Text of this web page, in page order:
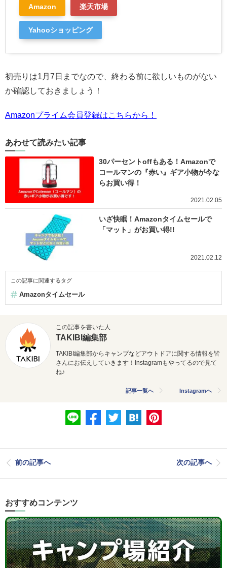
Amazon 楽天市場
Yahooショッピング
初売りは1月7日までなので、終わる前に欲しいものがない
か確認しておきましょう！
Amazonプライム会員登録はこちらから！
あわせて読みたい記事
30パーセントoffもある！Amazonで
コールマンの『赤い』ギア小物が今な
らお買い得！
2021.02.05
いざ快眠！Amazonタイムセールで
「マット」がお買い得!!
2021.02.12
この記事に関連するタグ
Amazonタイムセール
この記事を書いた人
TAKIBI編集部
TAKIBI編集部からキャンプなどアウトドアに関する情報を皆
さんにお伝えしていきます！Instagramもやってるので見て
ね♪
記事一覧へ Instagramへ
前の記事へ 次の記事へ
おすすめコンテンツ